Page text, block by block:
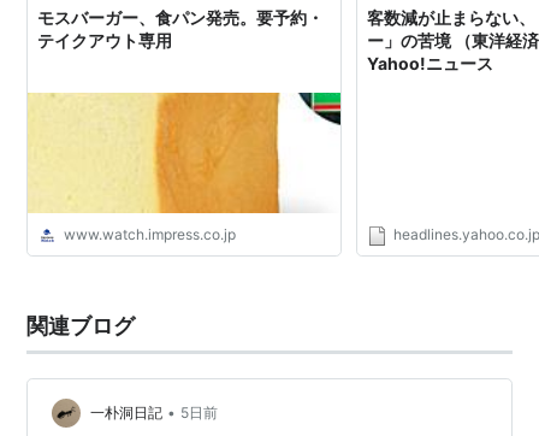
モスバーガー、食パン発売。要予約・
テイクアウト専用
www.watch.impress.co.jp
客数減が止まらない
ー」の苦境 （東洋経
Yahoo!ニュース
関連ブログ
一朴洞日記 • 5日前